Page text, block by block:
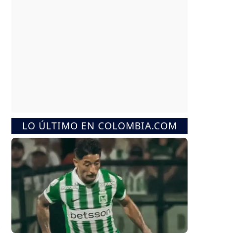
LO ÚLTIMO EN COLOMBIA.COM